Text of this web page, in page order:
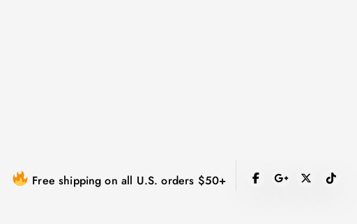
Free shipping on all U.S. orders $50+